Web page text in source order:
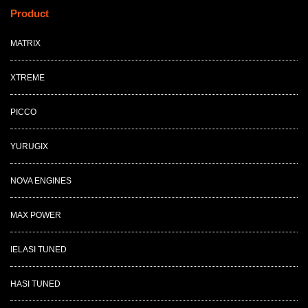
Product
MATRIX
XTREME
PICCO
YURUGIX
NOVA ENGINES
MAX POWER
IELASI TUNED
HASI TUNED